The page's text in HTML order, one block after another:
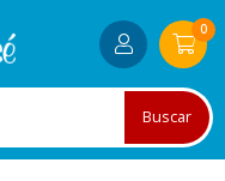
Buscar
0